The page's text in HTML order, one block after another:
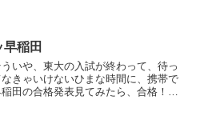
持っていった。しかし、...
早稲田
ういや、東大の入試が終わって、待っ
きゃいけないひまな時間に、携帯で
田の合格発表見てみたら、合格！半